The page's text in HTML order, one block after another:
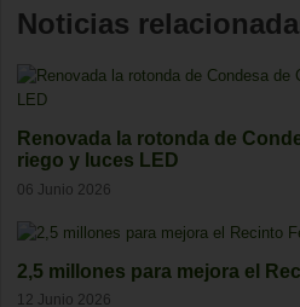
Noticias
Renovada la rotonda de
riego y luces LED
06 Junio 2026
2,5 millones para mejora el
12 Junio 2026